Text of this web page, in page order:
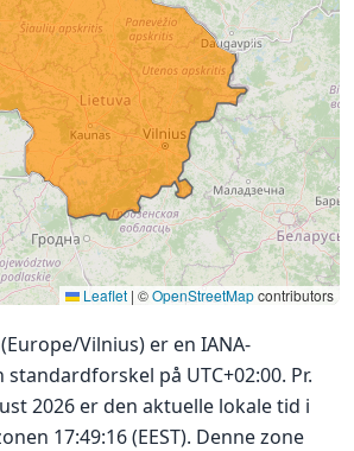
Leaflet | ©OpenStreetMapcontributors
Vilnius) er en IANA-
på UTC+02:00. Pr.
2026 er den aktuelle lokale tid i
17:49:16 (EEST). Denne zone